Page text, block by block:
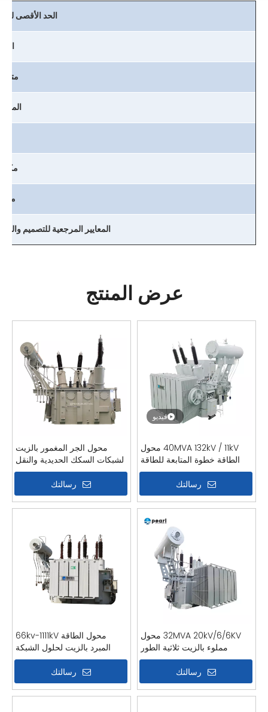
الحد الأقصى
المعايير المرجعية للتصميم
عرض المنتج
محول الجر المغمور بالزيت
لشبكات السكك الحديدية والنقل
بالسكك الحديدية المكهربة
رسالتك
فيديو
40MVA 132kV / 11kV محول
الطاقة خطوة المتابعة للطاقة
الشمسية / طاقة الرياح المتجددة
رسالتك
محول الطاقة 66kv-1111kV
المبرد بالزيت لحلول الشبكة
المحطات الفرعية والطاقة
رسالتك
32MVA 20kV/6/6KV محول
مملوء بالزيت ثلاثية الطور
رسالتك